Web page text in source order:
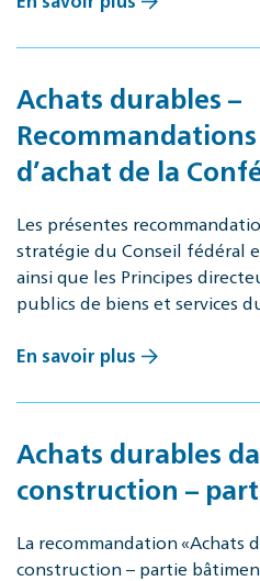
Achats durables –
d’achat de la
Les présentes
stratégie du Conseil fédéral
ainsi que les Principes
publics de biens et services
En savoir plus
Achats durables
construction –
La recommandation «Achats
construction – partie